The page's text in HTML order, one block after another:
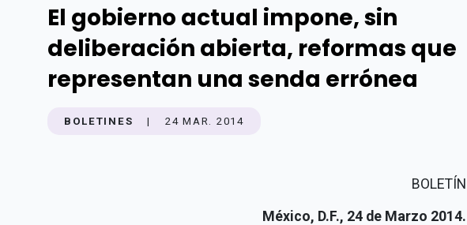
El gobierno actual impone, sin
deliberación abierta, reformas que
representan una senda errónea
BOLETINES | 24 MAR. 2014
BOLETÍN
México, D.F., 24 de Marzo 2014.